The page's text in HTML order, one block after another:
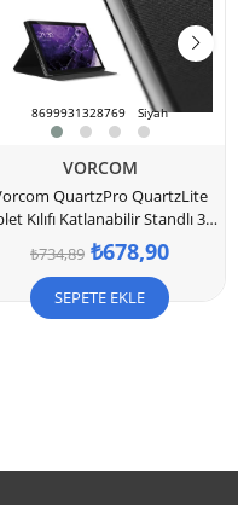
8699931328769 Siyah
VORCOM
QuartzPro QuartzLite
Kılıfı Katlanabilir Standlı 360
Ön Arka Tam Koruma
₺678,90
₺734,89
SEPETE EKLE